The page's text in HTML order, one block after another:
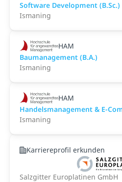
Software Development (B.Sc.)
Ismaning
HAM
Baumanagement (B.A.)
Ismaning
HAM
Handelsmanagement & E-
Ismaning
Karriereprofil erkunden
Salzgitter Europlatinen GmbH